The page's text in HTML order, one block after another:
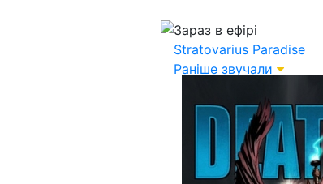
Зараз в ефірі
Stratovarius Paradise
Раніше звучали